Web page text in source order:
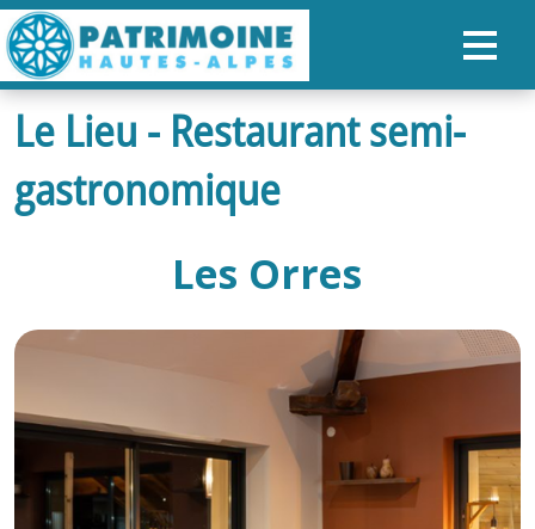
ACCUEIL
CARTE
RANDONNÉES
RECHERCHER
FR
Le Lieu - Restaurant semi-
gastronomique
Les Orres